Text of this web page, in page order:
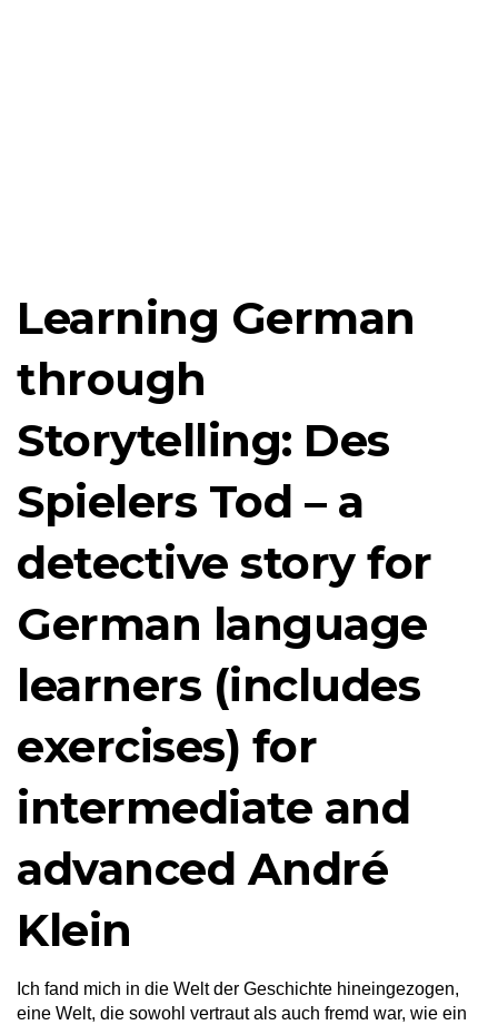
Learning German
through
Storytelling: Des
Spielers Tod – a
detective story for
German language
learners (includes
exercises) for
intermediate and
advanced André
Klein
Ich fand mich in die Welt der Geschichte hineingezogen,
eine Welt, die sowohl vertraut als auch fremd war, wie ein